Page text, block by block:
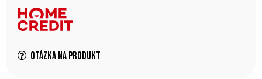
Otázka na produkt